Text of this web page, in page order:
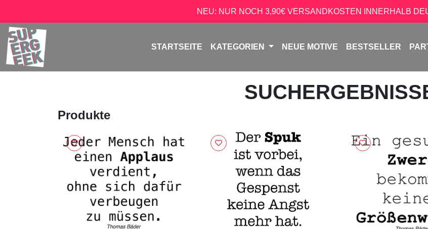
NEU: NUR NOCH 3,90€ VERSANDKOSTEN INNERHALB
STARTSEITE KATEGORIEN NEUE MOTIVE BESTSELLER
Produkte